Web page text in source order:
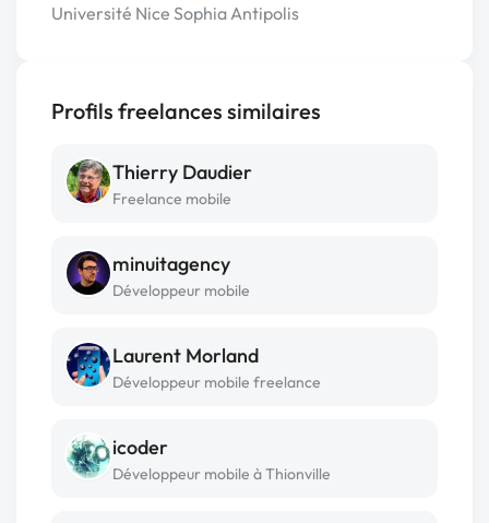
Université Nice Sophia Antipolis
Profils freelances similaires
Thierry Daudier
Freelance mobile
minuitagency
Développeur mobile
Laurent Morland
Développeur mobile freelance
icoder
Développeur mobile à Thionville